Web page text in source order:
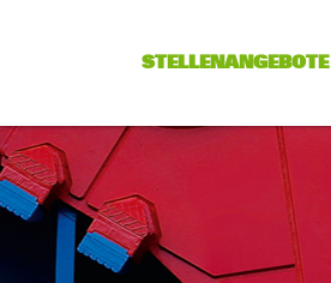
STELLENANGEBOTE